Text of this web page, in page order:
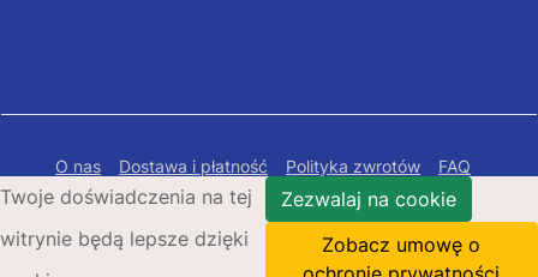
O nas Dostawa i płatność Polityka zwrotów
FAQ
Polityka prywatności
Mapa Strony
Copyright © 2026 Bigbaterii.pl. Wszelkie prawa
zastrzeżone.
Twoje doświadczenia na tej
witrynie będą lepsze dzięki
Zezwalaj na cookie
Zobacz umowę o